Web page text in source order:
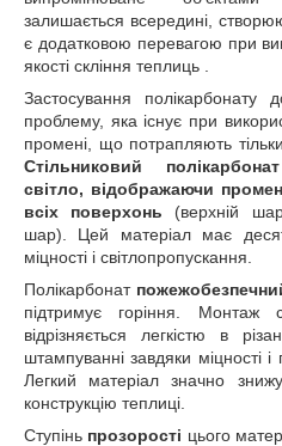
залишається всередині,
є додатковою перевагою при
якості скління теплиць .
Застосування
проблему, яка існує при
промені, що потрапляють
Стільниковий
світло, відображаючи
всіх поверхонь (верхній
шар). Цей матеріал має
міцності і світлопропускання.
Полікарбонат
підтримує горіння. Монтаж
відрізняється легкістю в
штампуванні завдяки міцності і
Легкий матеріал значно
конструкцію теплиці.
Ступінь прозорості цього